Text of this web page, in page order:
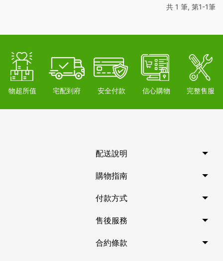
共 1 筆, 第1-1筆
物超所值 宅配到府 安全付款 信心購物 完整售服
配送說明
購物指南
付款方式
售後服務
合約條款